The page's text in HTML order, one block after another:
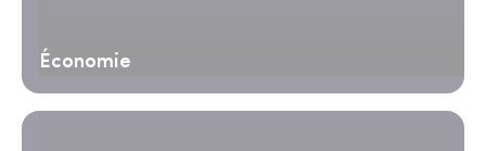
Économie